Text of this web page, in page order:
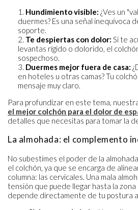
Hundimiento visible: ¿Ves un
duermes? Es una señal inequívoca
soporte.
Te despiertas con dolor: Si te
levantas rígido o dolorido, el
sospechoso.
Duermes mejor fuera de casa:
en hoteles u otras camas? Tu
mensaje muy claro.
Para profundizar en este tema,
el mejor colchón para el dolor de
detalles que necesitas para tomar la
La almohada: el complemento
No subestimes el poder de la
el colchón, ya que se encarga de
columna: las cervicales. Una mala
tensión que puede llegar hasta la zona
depende directamente de tu postura